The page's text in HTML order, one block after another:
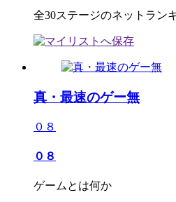
全30ステージのネットラン
真・最速のゲー無
０８
０８
ゲームとは何か